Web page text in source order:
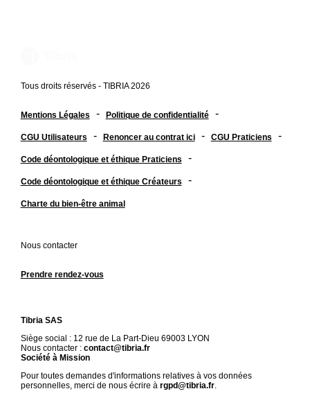
Tous droits réservés - TIBRIA 2026
Mentions Légales - Politique de confidentialité -
CGU Utilisateurs - Renoncer au contrat ici - CGU Praticiens -
Code déontologique et éthique Praticiens -
Code déontologique et éthique Créateurs -
Charte du bien-être animal
Nous contacter
Prendre rendez-vous
Tibria SAS
Siège social : 12 rue de La Part-Dieu 69003 LYON
Nous contacter : contact@tibria.fr
Société à Mission
Pour toutes demandes d'informations relatives à vos données
personnelles, merci de nous écrire à rgpd@tibria.fr.